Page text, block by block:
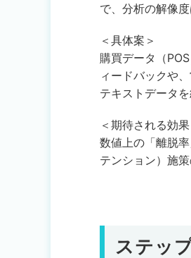
で、分析の解像
＜具体案＞
購買データ（
ィードバックや
テキストデータを
＜期待される効果
数値上の「離脱
テンション）施
ステッ